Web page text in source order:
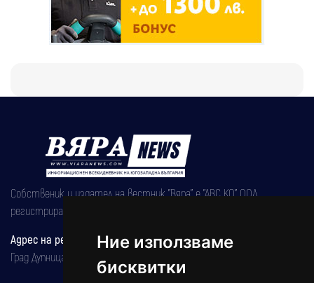
Ние използваме
бисквитки
Собственик и издател на вестник "Вяра" е "АВС КО" ООД,
регистрирана на 08.05.2002 година.
Адрес на редакцията
Град Дупница, ул.''Христо Ботев" 43